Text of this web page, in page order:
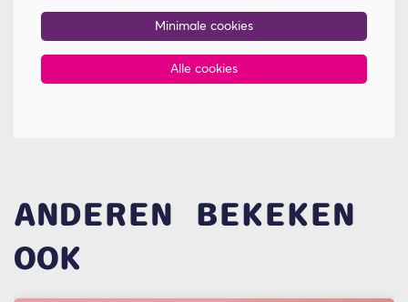
Minimale cookies
Alle cookies
ANDEREN BEKEKEN
OOK